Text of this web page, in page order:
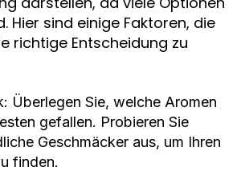
Hier sind einige Faktoren, die
richtige Entscheidung zu
Überlegen Sie, welche Aromen
gefallen. Probieren Sie
Geschmäcker aus, um Ihren
finden.